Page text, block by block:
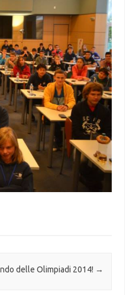
delle Olimpiadi 2014! →